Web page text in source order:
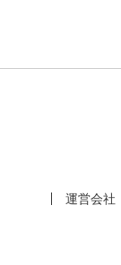
運営会社